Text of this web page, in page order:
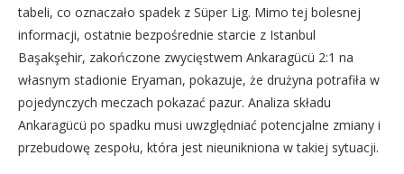
tabeli, co oznaczało spadek z Süper Lig. Mimo tej bolesnej
informacji, ostatnie bezpośrednie starcie z Istanbul
Başakşehir, zakończone zwycięstwem Ankaragücü 2:1 na
własnym stadionie Eryaman, pokazuje, że drużyna potrafiła w
pojedynczych meczach pokazać pazur. Analiza składu
Ankaragücü po spadku musi uwzględniać potencjalne zmiany i
przebudowę zespołu, która jest nieunikniona w takiej sytuacji.